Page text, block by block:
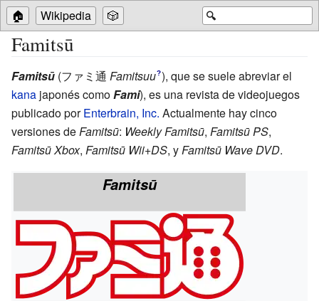
🔍
🏠 Wikipedia 🎲
Famitsū
Famitsū (ファミ通 Famitsuu?), que se suele abreviar el
kana japonés comoFami), es una revista de videojuegos
publicado porEnterbrain, Inc. Actualmente hay cinco
versiones de Famitsū: Weekly Famitsū, Famitsū PS,
Famitsū Xbox, Famitsū Wii+DS, y Famitsū Wave DVD.
Famitsū